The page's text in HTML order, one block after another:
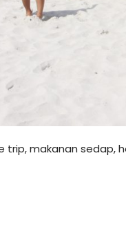
trip, makanan sedap,